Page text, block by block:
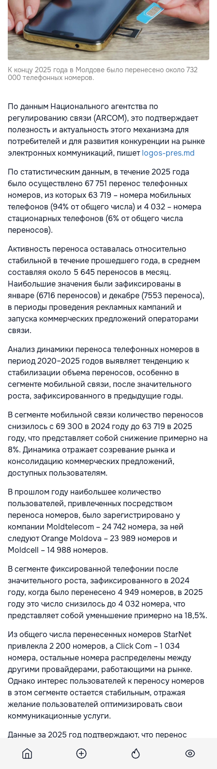
К концу 2025 года в Молдове было перенесено около 732
000 телефонных номеров.
По данным Национального агентства по
регулированию связи (ARCOM), это подтверждает
полезность и актуальность этого механизма для
потребителей и для развития конкуренции на рынке
электронных коммуникаций, пишетlogos-pres.md
По статистическим данным, в течение 2025 года
было осуществлено 67 751 перенос телефонных
номеров, из которых 63 719 – номера мобильных
телефонов (94% от общего числа) и 4 032 – номера
стационарных телефонов (6% от общего числа
переносов).
Активность переноса оставалась относительно
стабильной в течение прошедшего года, в среднем
составляя около 5 645 переносов в месяц.
Наибольшие значения были зафиксированы в
январе (6716 переносов) и декабре (7553 переноса),
в периоды проведения рекламных кампаний и
запуска коммерческих предложений операторами
связи.
Анализ динамики переноса телефонных номеров в
период 2020–2025 годов выявляет тенденцию к
стабилизации объема переносов, особенно в
сегменте мобильной связи, после значительного
роста, зафиксированного в предыдущие годы.
В сегменте мобильной связи количество переносов
снизилось с 69 300 в 2024 году до 63 719 в 2025
году, что представляет собой снижение примерно на
8%. Динамика отражает созревание рынка и
консолидацию коммерческих предложений,
доступных пользователям.
В прошлом году наибольшее количество
пользователей, привлеченных посредством
переноса номеров, было зарегистрировано у
компании Moldtelecom – 24 742 номера, за ней
следуют Orange Moldova – 23 989 номеров и
Moldcell – 14 988 номеров.
В сегменте фиксированной телефонии после
значительного роста, зафиксированного в 2024
году, когда было перенесено 4 949 номеров, в 2025
году это число снизилось до 4 032 номера, что
представляет собой уменьшение примерно на 18,5%.
Из общего числа перенесенных номеров StarNet
привлекла 2 200 номеров, а Click Com – 1 034
номера, остальные номера распределены между
другими провайдерами, работающими на рынке.
Однако интерес пользователей к переносу номеров
в этом сегменте остается стабильным, отражая
желание пользователей оптимизировать свои
коммуникационные услуги.
Данные за 2025 год подтверждают, что перенос
телефонных номеров вступил в стадию зрелости,
характеризующуюся стабильным уровнем переноса